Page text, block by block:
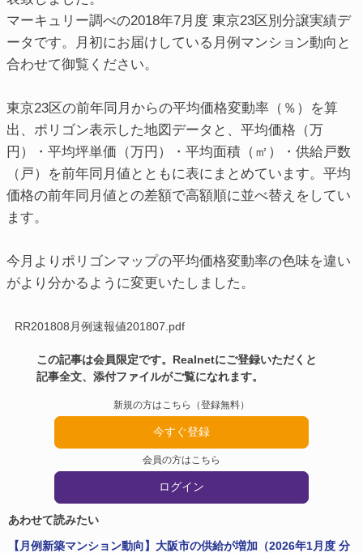
マーキュリー調べの2018年7月度 東京23区別分譲実績デ
ータです。月初にお届けしている月例マンション動向と
合わせて御覧ください。
東京23区の前年同月からの平均価格変動率（％）を算
出、ポリゴン表示した地図データと、平均価格（万
円）・平均坪単価（万円）・平均面積（㎡）・供給戸数
（戸）を前年同月値とともに表にまとめています。平均
価格の前年同月値との差額で高額順に並べ替えをしてい
ます。
今月よりポリゴンマップの平均価格変動率の色味を違い
がより分かるように変更いたしました。
RR201808月例速報値201807.pdf
この記事は会員限定です。Realnetにご登録いただくと
記事全文、添付ファイルがご覧になれます。
新規の方はこちら（登録無料）
今すぐ登録
会員の方はこちら
ログイン
あわせて読みたい
【月例新築マンション動向】大阪市の供給が増加（2026年1月度 分